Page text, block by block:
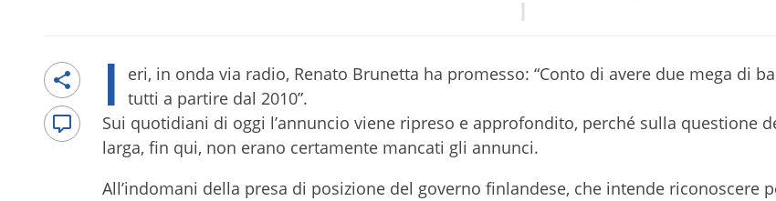
I
eri, in onda via radio, Renato Brunetta ha promesso: “Conto di avere due mega di
tutti a partire dal 2010”.
Sui quotidiani di oggi l’annuncio viene ripreso e approfondito, perché sulla questione
larga, fin qui, non erano certamente mancati gli annunci.
All’indomani della presa di posizione del governo finlandese, che intende riconoscere